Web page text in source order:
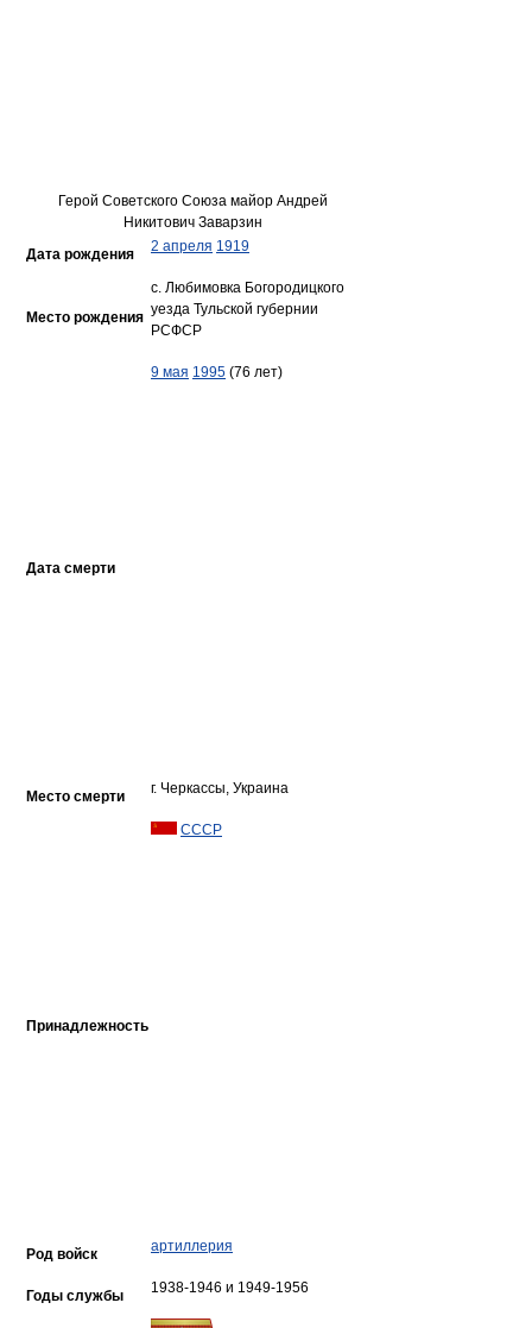
Герой Советского Союза майор Андрей
Никитович Заварзин
Дата рождения
2 апреля 1919
Место рождения
с. Любимовка Богородицкого
уезда Тульской губернии
РСФСР
Дата смерти
9 мая 1995 (76 лет)
Место смерти г. Черкассы, Украина
Принадлежность
СССР
Род войск артиллерия
Годы службы 1938-1946 и 1949-1956